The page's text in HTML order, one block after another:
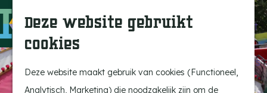
Deze website gebruikt
cookies
Deze website maakt gebruik van cookies (Functioneel,
Analytisch, Marketing) die noodzakelijk zijn om de
G
a
n
o
a
M
Brabant op z'n best
Ontdek de highlights
Kempen Dinerbon